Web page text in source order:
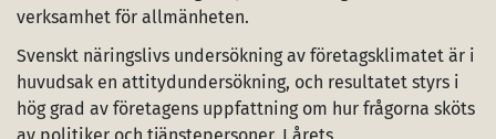
verksamhet för allmänheten.
Svenskt näringslivs undersökning av företagsklimatet är i
huvudsak en attitydundersökning, och resultatet styrs i
hög grad av företagens uppfattning om hur frågorna sköts